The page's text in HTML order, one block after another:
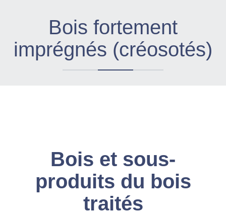
Bois fortement
imprégnés (créosotés)
Bois et sous-
produits du bois
traités